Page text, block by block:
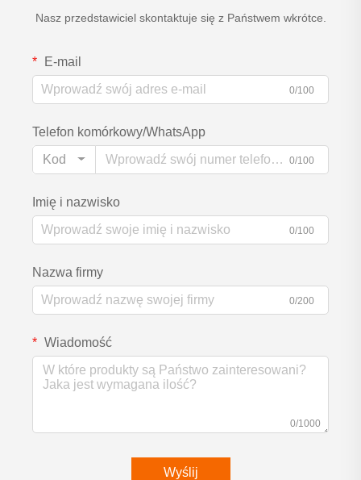
Nasz przedstawiciel skontaktuje się z Państwem wkrótce.
E-mail
0/100
Telefon komórkowy/WhatsApp
Kod
0/100
Imię i nazwisko
0/100
Nazwa firmy
0/200
Wiadomość
0/1000
Wyślij